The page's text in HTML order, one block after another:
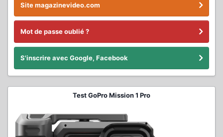
Site magazinevideo.com
Mot de passe oublié ?
S'inscrire avec Google, Facebook
Test GoPro Mission 1 Pro